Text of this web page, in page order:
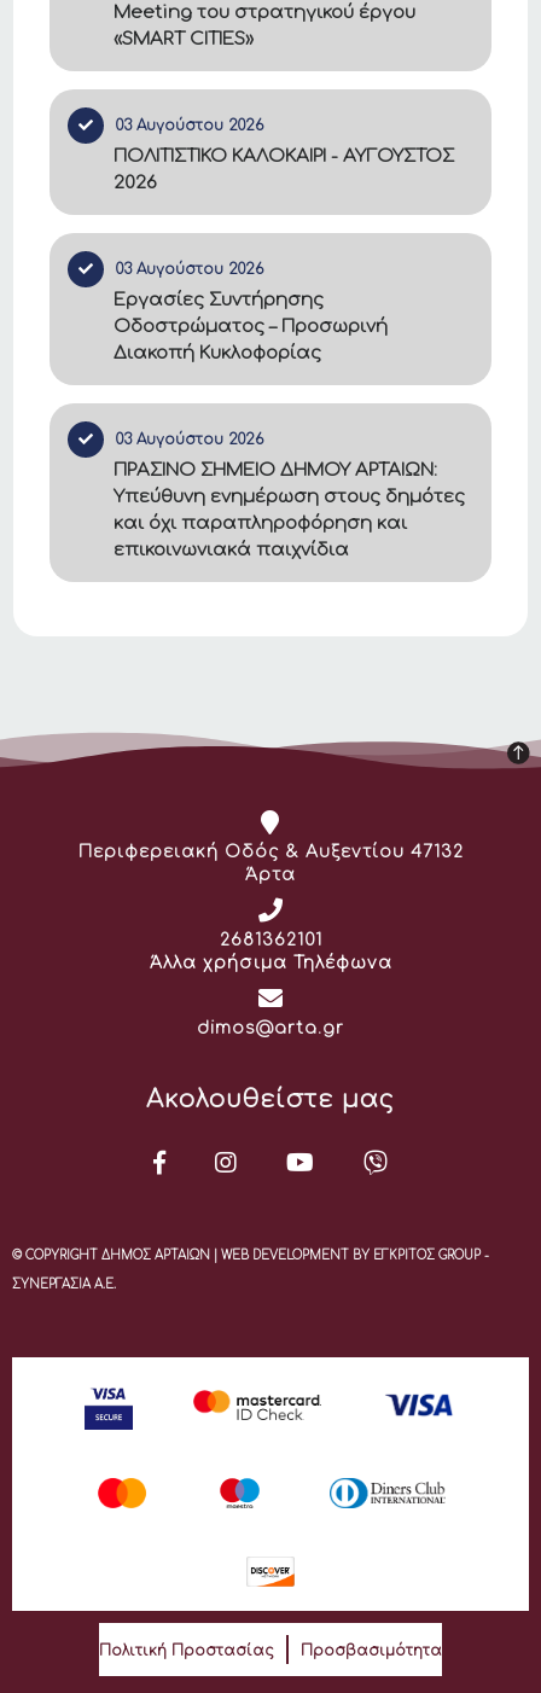
Meeting του στρατηγικού έργου
«SMART CITIES»
03 Αυγούστου 2026
ΠΟΛΙΤΙΣΤΙΚΟ ΚΑΛΟΚΑΙΡΙ - ΑΥΓΟΥΣΤΟΣ
2026
03 Αυγούστου 2026
Εργασίες Συντήρησης
Οδοστρώματος – Προσωρινή
Διακοπή Κυκλοφορίας
03 Αυγούστου 2026
ΠΡΑΣΙΝΟ ΣΗΜΕΙΟ ΔΗΜΟΥ ΑΡΤΑΙΩΝ:
Υπεύθυνη ενημέρωση στους δημότες
και όχι παραπληροφόρηση και
επικοινωνιακά παιχνίδια
Διεύθυνση:
Περιφερειακή Οδός & Αυξεντίου 47132
Άρτα
Τηλέφωνο:
2681362101
Άλλα χρήσιμα Τηλέφωνα
Email:
dimos@arta.gr
Ακολουθείστε μας
© COPYRIGHT ΔΗΜΟΣ ΑΡΤΑΙΩΝ | WEB DEVELOPMENT BY ΕΓΚΡΙΤΟΣ GROUP -
ΣΥΝΕΡΓΑΣΙΑ Α.Ε.
Πολιτική Προστασίας Προσβασιμότητα